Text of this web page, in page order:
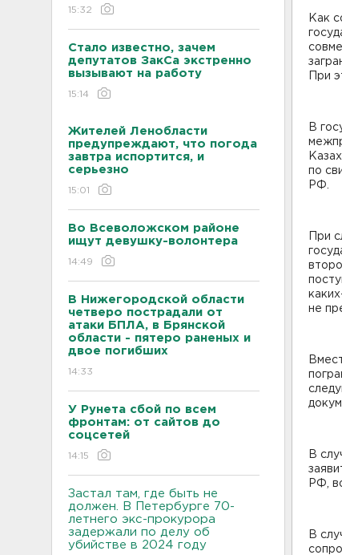
15:32
Стало известно, зачем
депутатов ЗакСа экстренно
вызывают на работу
15:14
Жителей Ленобласти
предупреждают, что погода
завтра испортится, и
серьезно
15:01
Во Всеволожском районе
ищут девушку-волонтера
14:49
В Нижегородской области
четверо пострадали от
атаки БПЛА, в Брянской
области - пятеро раненых и
двое погибших
14:33
У Рунета сбой по всем
фронтам: от сайтов до
соцсетей
14:15
Застал там, где быть не
должен. В Петербурге 70-
летнего экс-прокурора
задержали по делу об
убийстве в 2024 году
Как
При
В
по
РФ.
При
не
В
РФ,
В